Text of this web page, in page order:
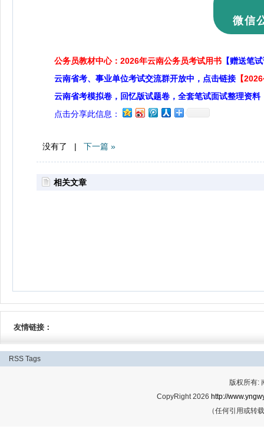
微信
公务员教材中心：2026年云南公务员考试用书 【赠送笔
云南省考、事业单位考试交流群开放中，点击链接 【
云南省考模拟卷，回忆版试题卷，全套笔试面试整理资料
点击分享此信息：
没有了 | 下一篇 »
相关文章
友情链接：
RSS Tags
版权所有:
CopyRight 2026 http://
（任何引用或转